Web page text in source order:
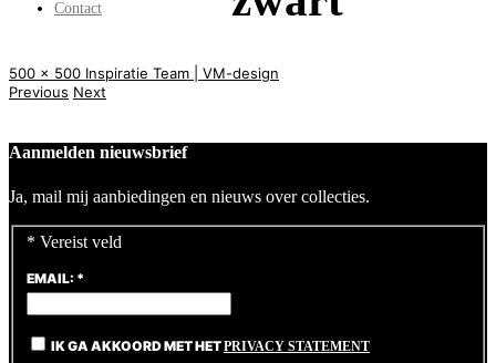
Contact
500 x 500 Inspiratie Team | VM-design
Previous Next
Aanmelden nieuwsbrief
Ja, mail mij aanbiedingen en nieuws over collecties.
* Vereist veld
EMAIL: *
IK GA AKKOORD MET HETPRIVACY STATEMENT